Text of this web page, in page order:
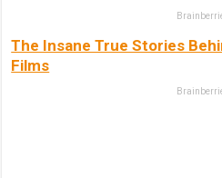
The Insane True Stories
Films